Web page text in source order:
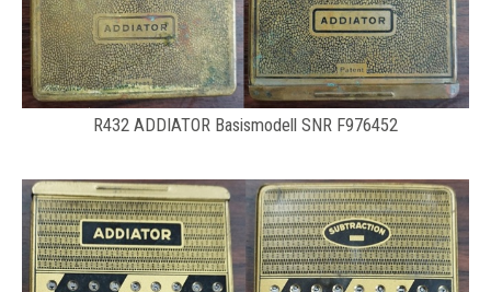
R432 ADDIATOR Basismodell SNR F976452